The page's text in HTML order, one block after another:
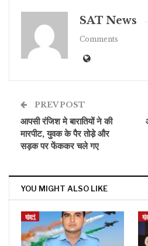
SAT News
Comments
PREV POST
आपसी रंजिश मे बारातियों ने की
मारपीट, युवक के पैर तोडे़ और
सड़क पर फेंककर चले गए
YOU MIGHT ALSO LIKE
झुंझुनूं